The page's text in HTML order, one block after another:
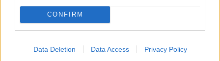
CONFIRM
Data Deletion Data Access Privacy Policy